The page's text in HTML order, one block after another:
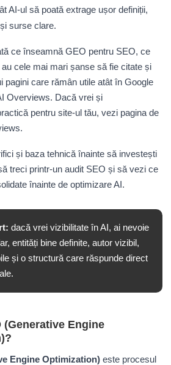
AI-ul să poată extrage ușor definiții,
surse clare.
ce înseamnă GEO pentru SEO, ce
cele mai mari șanse să fie citate și
pagini care rămân utile atât în Google
Overviews. Dacă vrei și
pentru site-ul tău, vezi pagina de
.
și baza tehnică înainte să investești
treci printr-unaudit SEO și să vezi ce
înainte de optimizare AI.
dacă vrei vizibilitate în AI, ai nevoie
entități bine definite, autor vizibil,
și o structură care răspunde direct
(Generative Engine
Engine Optimization) este procesul